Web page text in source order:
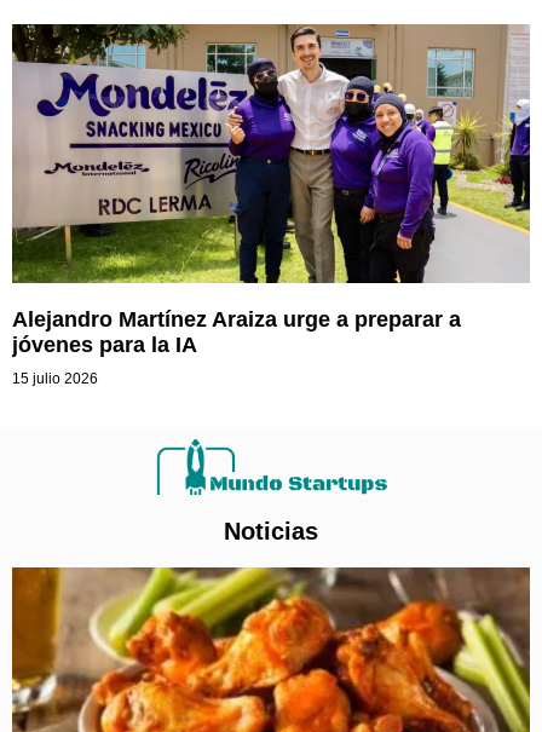
Alejandro Martínez Araiza urge a preparar a
jóvenes para la IA
15 julio 2026
Noticias